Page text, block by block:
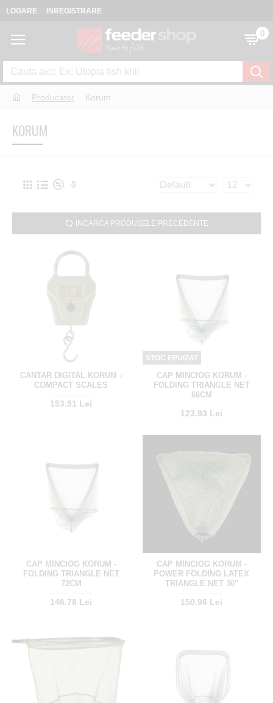
LOGARE INREGISTRARE
0
Producator Korum
KORUM
0
INCARCA PRODUSELE PRECEDENTE
CANTAR DIGITAL KORUM -
COMPACT SCALES
153.51 Lei
STOC EPUIZAT
CAP MINCIOG KORUM -
FOLDING TRIANGLE NET
66CM
123.93 Lei
CAP MINCIOG KORUM -
FOLDING TRIANGLE NET
72CM
146.78 Lei
CAP MINCIOG KORUM -
POWER FOLDING LATEX
TRIANGLE NET 30"
150.96 Lei